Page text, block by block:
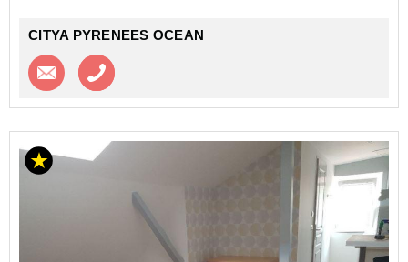
CITYA PYRENEES OCEAN
Contacter l'agence